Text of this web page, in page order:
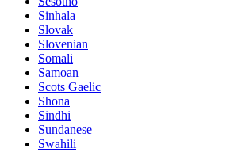
Sinhala
Slovak
Slovenian
Somali
Samoan
Scots Gaelic
Shona
Sindhi
Sundanese
Swahili